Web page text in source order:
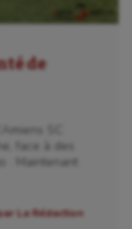
de
SC
face à des
: Maintenant
La Rédaction